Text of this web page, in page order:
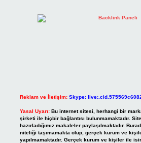
Reklam ve İletişim: Skype:
Yasal Uyarı: Bu internet sitesi, herhangi bir
şirketi ile hiçbir bağlantısı bulunmamaktadır.
hazırladığımız makaleler paylaşılmaktadır.
niteliği taşımamakta olup, gerçek kurum ve
yapılmamaktadır. Gerçek kurum ve kişiler ile